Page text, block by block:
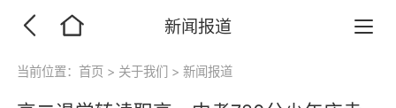
新闻报道
当前位置：首页 > 关于我们 > 新闻报道